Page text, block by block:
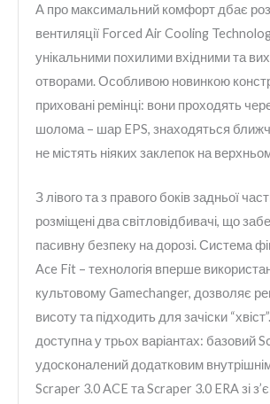
А про максимальний комфорт дбає
вентиляції Forced Air Cooling
унікальними похилими вхідними та
отворами. Особливою новинкою
приховані ремінці: вони проходять
шолома – шар EPS, знаходяться
не містять ніяких заклепок на
З лівого та з правого боків задньої
розміщені два світловідбивачі, що
пасивну безпеку на дорозі. Система
Ace Fit – технологія вперше
культовому Gamechanger, дозволяє
висоту та підходить для зачіски
доступна у трьох варіантах: базовий
удосконалений додатковим
Scraper 3.0 ACE та Scraper 3.0 ERA зі